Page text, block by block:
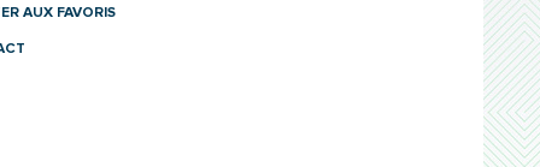
AUX FAVORIS